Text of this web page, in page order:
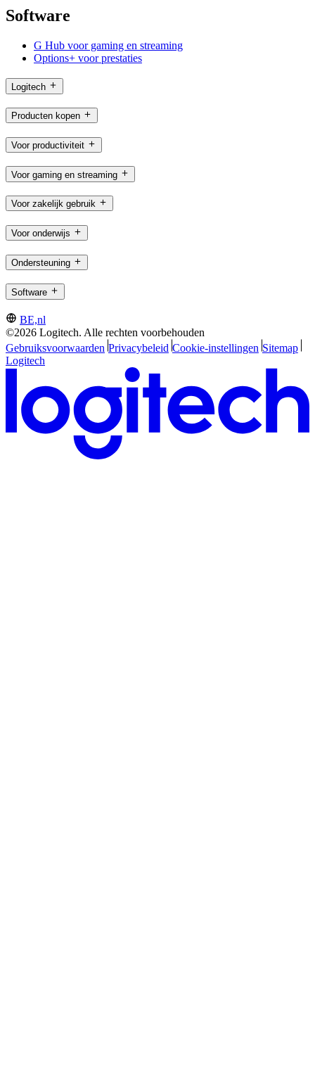
Software
G Hub voor gaming en streaming
Options+ voor prestaties
Logitech
Producten kopen
Voor productiviteit
Voor gaming en streaming
Voor zakelijk gebruik
Voor onderwijs
Ondersteuning
Software
BE,nl
©2026 Logitech. Alle rechten voorbehouden
Gebruiksvoorwaarden Privacybeleid Cookie-instellingen Sitemap
Logitech